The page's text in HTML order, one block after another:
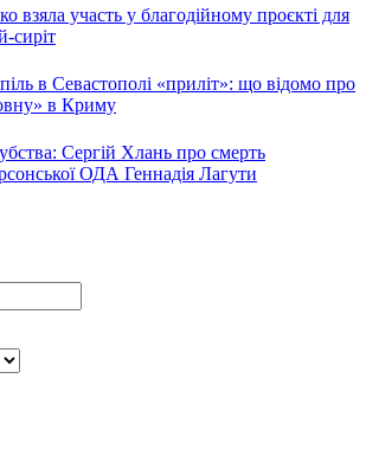
взяла участь у благодійному проєкті для
сиріт
в Севастополі «приліт»: що відомо про
в Криму
Сергій Хлань про смерть
ОДА Геннадія Лагути